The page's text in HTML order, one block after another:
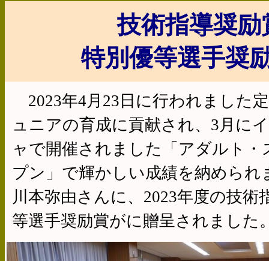
技術指導奨励
特別優等選手奨
2023年4月23日に行われました
ュニアの育成に貢献され、3月に
ャで開催されました「アダルト
プン」で輝かしい成績を納められ
川本弥由さんに、2023年度の技術
等選手奨励賞がに贈呈されました